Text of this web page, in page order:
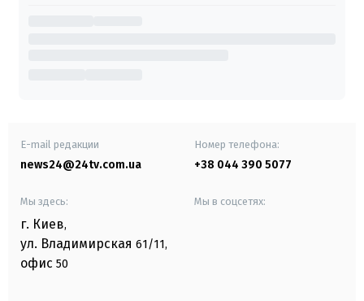
E-mail редакции
news24@24tv.com.ua
Номер телефона:
+38 044 390 5077
Мы здесь:
г. Киев,
ул. Владимирская 61/11,
офис 50
Мы в соцсетях: